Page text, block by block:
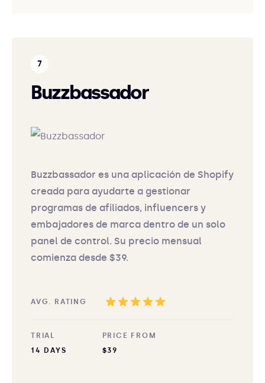
Buzzbassador
Buzzbassador es una aplicación de Shopify
creada para ayudarte a gestionar
programas de afiliados, influencers y
embajadores de marca dentro de un solo
panel de control. Su precio mensual
comienza desde $39.
AVG. RATING
TRIAL
14 DAYS
PRICE FROM
$39